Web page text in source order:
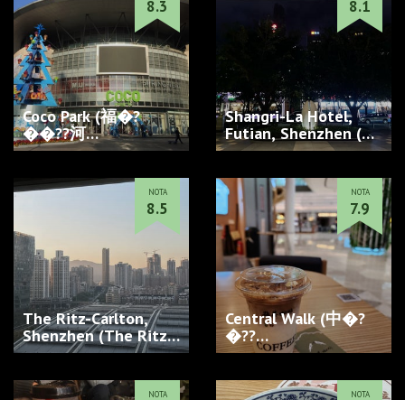
Coco Park (福�?
��??河…
8.3
Shangri-La Hotel,
Futian, Shenzhen (深
�?�福�?��?格
8.1
The Ritz-Carlton,
Shenzhen (The Ritz-
Carlton, Shenzhen 深
卡�?顿�??�?…
NOTA
8.5
Central Walk (中�?
�??…
NOTA
7.9
NOTA NOTA